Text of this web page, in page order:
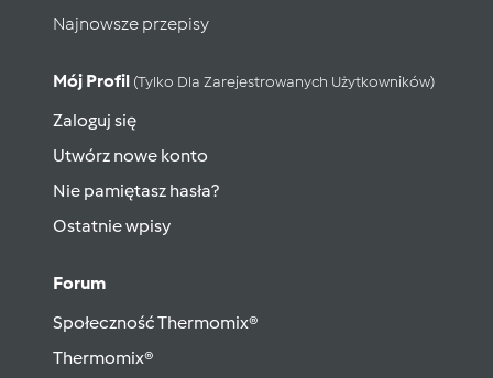
Najnowsze przepisy
Mój Profil (tylko Dla Zarejestrowanych Użytkowników)
Zaloguj się
Utwórz nowe konto
Nie pamiętasz hasła?
Ostatnie wpisy
Forum
Społeczność Thermomix®
Thermomix®